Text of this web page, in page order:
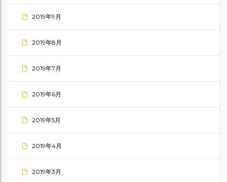
2019年9月
2019年8月
2019年7月
2019年6月
2019年5月
2019年4月
2019年3月